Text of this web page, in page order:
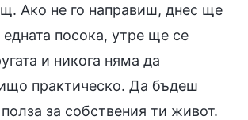
Ако не го направиш, днес ще
посока, утре ще се
и никога няма да
практическо. Да бъдеш
за собствения ти живот.